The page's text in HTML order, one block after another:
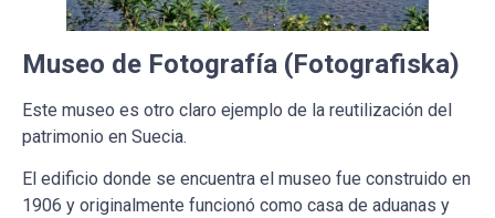
Museo de Fotografía (Fotografiska)
Este museo es otro claro ejemplo de la reutilización del
patrimonio en Suecia.
El edificio donde se encuentra el museo fue construido en
1906 y originalmente funcionó como casa de aduanas y